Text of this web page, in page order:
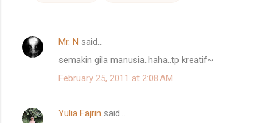
C
e
Mr. N said…
semakin gila manusia..haha..tp kreatif~
February 25, 2011 at 2:08 AM
Yulia Fajrin said…